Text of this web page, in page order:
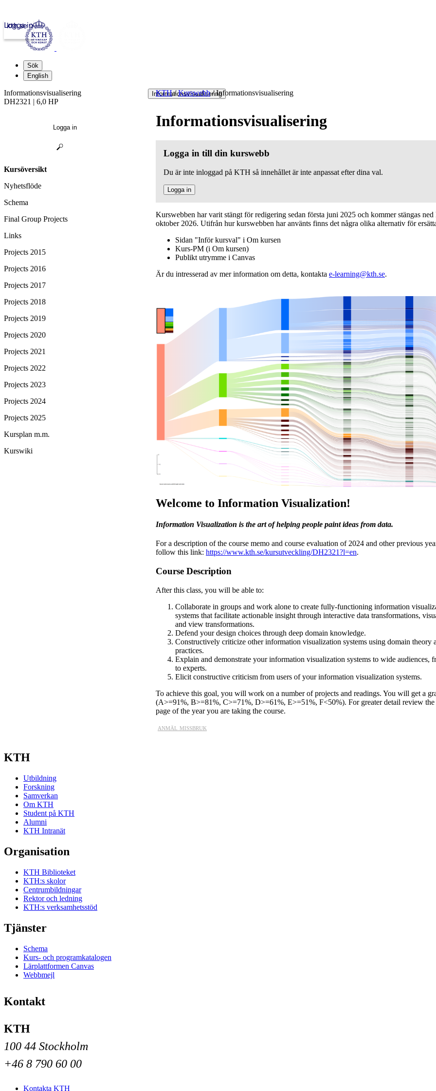
kth.se
Logga in
Sök
English
Informationsvisualisering
KTH / Kurswebb /Informationsvisualisering
Informationsvisualisering
Logga in till din kurswebb
Du är inte inloggad på KTH så innehållet är inte anpassat efter dina val.
Logga in
Kurswebben har varit stängt för redigering sedan första juni 2025 och kommer stängas ned
oktober 2026. Utifrån hur kurswebben har använts finns det några olika alternativ för
Sidan "Inför kursval" i Om kursen
Kurs-PM (i Om kursen)
Publikt utrymme i Canvas
Är du intresserad av mer information om detta, kontakta e-learning@kth.se.
Welcome to Information Visualization!
Information Visualization is the art of helping people paint ideas from data.
For a description of the course memo and course evaluation of 2024 and other previous
follow this link: https://www.kth.se/kursutveckling/DH2321?l=en.
Course Description
After this class, you will be able to:
Collaborate in groups and work alone to create fully-functioning information
systems that facilitate actionable insight through interactive data transformations,
and view transformations.
Defend your design choices through deep domain knowledge.
Constructively criticize other information visualization systems using domain theory
practices.
Explain and demonstrate your information visualization systems to wide audiences,
to experts.
Elicit constructive criticism from users of your information visualization systems.
To achieve this goal, you will work on a number of projects and readings. You will get a
(A>=91%, B>=81%, C>=71%, D>=61%, E>=51%, F<50%). For greater detail review the
page of the year you are taking the course.
anmäl missbruk
Informationsvisualisering
DH2321 | 6,0 HP
Logga in
Kursöversikt
Nyhetsflöde
Schema
Final Group Projects
Links
Projects 2015
Projects 2016
Projects 2017
Projects 2018
Projects 2019
Projects 2020
Projects 2021
Projects 2022
Projects 2023
Projects 2024
Projects 2025
Kursplan m.m.
Kurswiki
KTH
Utbildning
Forskning
Samverkan
Om KTH
Student på KTH
Alumni
KTH Intranät
Organisation
KTH Biblioteket
KTH:s skolor
Centrumbildningar
Rektor och ledning
KTH:s verksamhetsstöd
Tjänster
Schema
Kurs- och programkatalogen
Lärplattformen Canvas
Webbmejl
Kontakt
KTH
100 44 Stockholm
+46 8 790 60 00
Kontakta KTH